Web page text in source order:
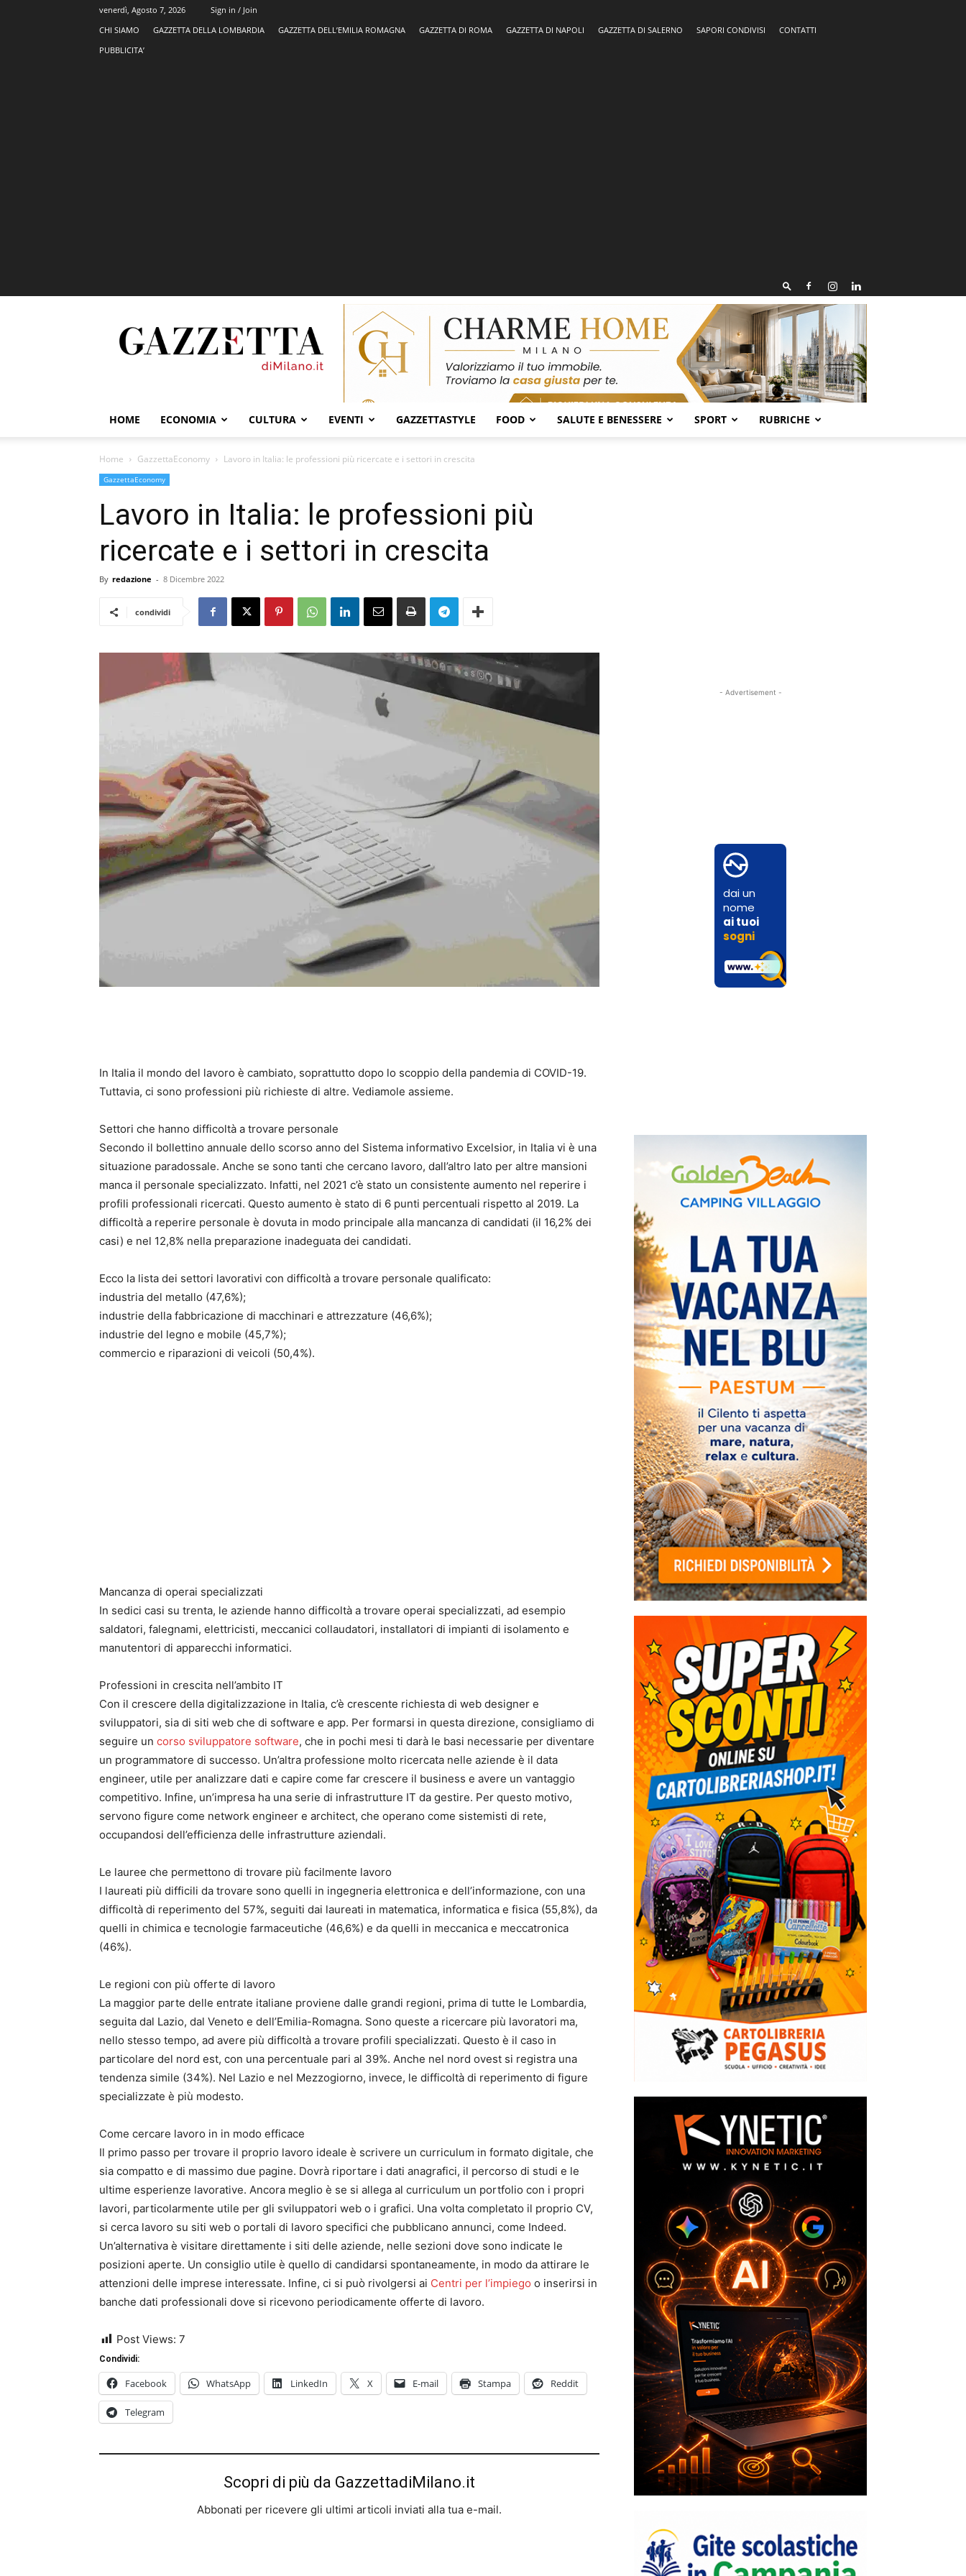
venerdì, Agosto 7, 2026
Sign in / Join
CHI SIAMO
GAZZETTA DELLA LOMBARDIA GAZZETTA DELL’EMILIA ROMAGNA GAZZETTA DI ROMA GAZZETTA DI NAPOLI GAZZETTA DI SALERNO SAPORI CONDIVISI
CONTATTI
PUBBLICITA’
HOME ECONOMIA CULTURA EVENTI GAZZETTASTYLE FOOD SALUTE E BENESSERE SPORT RUBRICHE
Home GazzettaEconomy Lavoro in Italia: le professioni più ricercate e i settori in crescita
GazzettaEconomy
Lavoro in Italia: le professioni più
ricercate e i settori in crescita
By redazione - 8 Dicembre 2022
condividi
In Italia il mondo del lavoro è cambiato, soprattutto dopo lo scoppio della pandemia di COVID-19.
Tuttavia, ci sono professioni più richieste di altre. Vediamole assieme.
Settori che hanno difficoltà a trovare personale
Secondo il bollettino annuale dello scorso anno del Sistema informativo Excelsior, in Italia vi è una
situazione paradossale. Anche se sono tanti che cercano lavoro, dall’altro lato per altre mansioni
manca il personale specializzato. Infatti, nel 2021 c’è stato un consistente aumento nel reperire i
profili professionali ricercati. Questo aumento è stato di 6 punti percentuali rispetto al 2019. La
difficoltà a reperire personale è dovuta in modo principale alla mancanza di candidati (il 16,2% dei
casi) e nel 12,8% nella preparazione inadeguata dei candidati.
Ecco la lista dei settori lavorativi con difficoltà a trovare personale qualificato:
industria del metallo (47,6%);
industrie della fabbricazione di macchinari e attrezzature (46,6%);
industrie del legno e mobile (45,7%);
commercio e riparazioni di veicoli (50,4%).
Mancanza di operai specializzati
In sedici casi su trenta, le aziende hanno difficoltà a trovare operai specializzati, ad esempio
saldatori, falegnami, elettricisti, meccanici collaudatori, installatori di impianti di isolamento e
manutentori di apparecchi informatici.
Professioni in crescita nell’ambito IT
Con il crescere della digitalizzazione in Italia, c’è crescente richiesta di web designer e
sviluppatori, sia di siti web che di software e app. Per formarsi in questa direzione, consigliamo di
seguire un corso sviluppatore software, che in pochi mesi ti darà le basi necessarie per diventare
un programmatore di successo. Un’altra professione molto ricercata nelle aziende è il data
engineer, utile per analizzare dati e capire come far crescere il business e avere un vantaggio
competitivo. Infine, un’impresa ha una serie di infrastrutture IT da gestire. Per questo motivo,
servono figure come network engineer e architect, che operano come sistemisti di rete,
occupandosi dell’efficienza delle infrastrutture aziendali.
Le lauree che permettono di trovare più facilmente lavoro
I laureati più difficili da trovare sono quelli in ingegneria elettronica e dell’informazione, con una
difficoltà di reperimento del 57%, seguiti dai laureati in matematica, informatica e fisica (55,8%), da
quelli in chimica e tecnologie farmaceutiche (46,6%) e da quelli in meccanica e meccatronica
(46%).
Le regioni con più offerte di lavoro
La maggior parte delle entrate italiane proviene dalle grandi regioni, prima di tutte le Lombardia,
seguita dal Lazio, dal Veneto e dell’Emilia-Romagna. Sono queste a ricercare più lavoratori ma,
nello stesso tempo, ad avere più difficoltà a trovare profili specializzati. Questo è il caso in
particolare del nord est, con una percentuale pari al 39%. Anche nel nord ovest si registra una
tendenza simile (34%). Nel Lazio e nel Mezzogiorno, invece, le difficoltà di reperimento di figure
specializzate è più modesto.
Come cercare lavoro in in modo efficace
Il primo passo per trovare il proprio lavoro ideale è scrivere un curriculum in formato digitale, che
sia compatto e di massimo due pagine. Dovrà riportare i dati anagrafici, il percorso di studi e le
ultime esperienze lavorative. Ancora meglio è se si allega al curriculum un portfolio con i propri
lavori, particolarmente utile per gli sviluppatori web o i grafici. Una volta completato il proprio CV,
si cerca lavoro su siti web o portali di lavoro specifici che pubblicano annunci, come Indeed.
Un’alternativa è visitare direttamente i siti delle aziende, nelle sezioni dove sono indicate le
posizioni aperte. Un consiglio utile è quello di candidarsi spontaneamente, in modo da attirare le
attenzioni delle imprese interessate. Infine, ci si può rivolgersi ai Centri per l’impiego o inserirsi in
banche dati professionali dove si ricevono periodicamente offerte di lavoro.
Post Views: 7
Condividi:
Facebook WhatsApp LinkedIn X E-mail Stampa Reddit
Telegram
Scopri di più da GazzettadiMilano.it
Abbonati per ricevere gli ultimi articoli inviati alla tua e-mail.
- Advertisement -